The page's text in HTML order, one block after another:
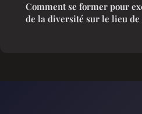
Comment se former pour
de la diversité sur le lieu